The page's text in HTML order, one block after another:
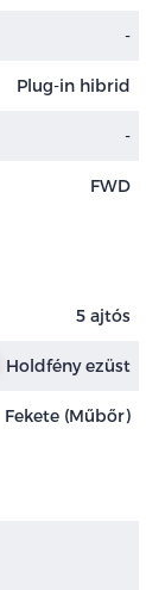
-
Plug-in hibrid
-
FWD
5 ajtós
Holdfény ezüst
Fekete (Műbőr)